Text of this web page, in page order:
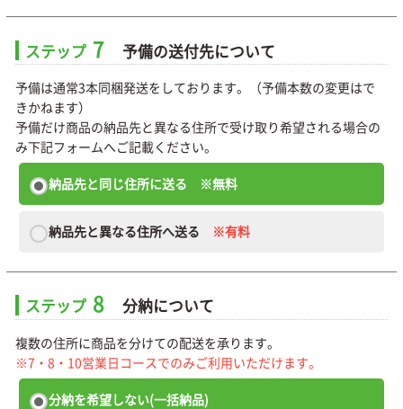
ステップ 7 予備の送付先について
予備は通常3本同梱発送をしております。（予備本数の変更はで
きかねます）
予備だけ商品の納品先と異なる住所で受け取り希望される場合の
み下記フォームへご記載ください。
納品先と同じ住所に送る ※無料
納品先と異なる住所へ送る ※有料
ステップ 8 分納について
複数の住所に商品を分けての配送を承ります。
※7・8・10営業日コースでのみご利用いただけます。
分納を希望しない(一括納品)